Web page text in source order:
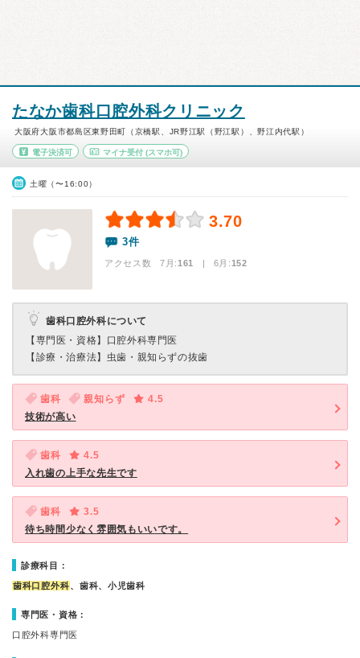
たなか歯科口腔外科クリニック
大阪府大阪市都島区東野田町（京橋駅、JR野江駅（野江駅）、野江内代駅）
電子決済可 マイナ受付(スマホ可)
土曜（〜16:00）
3.70
3件
アクセス数 7月:161 | 6月:152
歯科口腔外科について
【専門医・資格】 口腔外科専門医
【診療・治療法】 虫歯・親知らずの抜歯
歯科 親知らず
4.5
技術が高い
歯科
4.5
入れ歯の上手な先生です
歯科
3.5
待ち時間少なく雰囲気もいいです。
診療科目：
歯科口腔外科、歯科、小児歯科
専門医・資格：
口腔外科専門医